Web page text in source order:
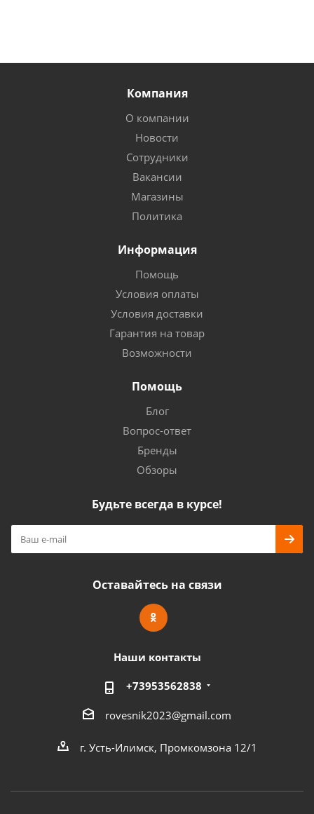
Компания
О компании
Новости
Сотрудники
Вакансии
Магазины
Политика
Информация
Помощь
Условия оплаты
Условия доставки
Гарантия на товар
Возможности
Помощь
Блог
Вопрос-ответ
Бренды
Обзоры
Будьте всегда в курсе!
Оставайтесь на связи
Наши контакты
+73953562838
rovesnik2023@gmail.com
г. Усть-Илимск, Промкомзона 12/1